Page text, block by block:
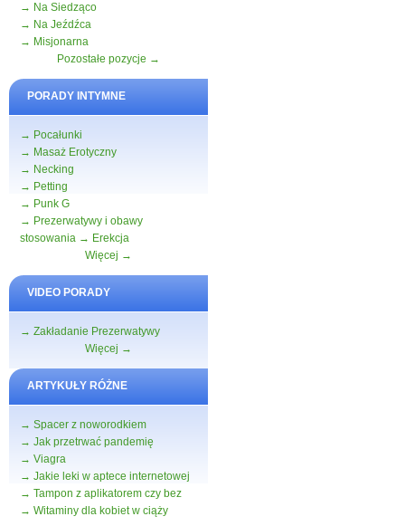
→ Na Siedząco
→ Na Jeźdźca
→ Misjonarna
Pozostałe pozycje →
PORADY INTYMNE
→ Pocałunki
→ Masaż Erotyczny
→ Necking
→ Petting
→ Punk G
→ Prezerwatywy i obawy
stosowania → Erekcja
Więcej →
VIDEO PORADY
→ Zakładanie Prezerwatywy
Więcej →
ARTYKUŁY RÓŻNE
→ Spacer z noworodkiem
→ Jak przetrwać pandemię
→ Viagra
→ Jakie leki w aptece internetowej
→ Tampon z aplikatorem czy bez
→ Witaminy dla kobiet w ciąży